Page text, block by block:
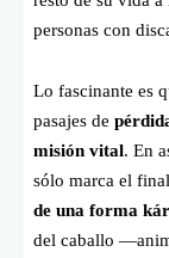
personas con
Lo fascinante es
pasajes de
misión vital. En
sólo marca el
de una forma
del caballo